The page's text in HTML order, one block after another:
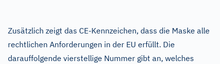
Zusätzlich zeigt das CE-Kennzeichen, dass die Maske alle
rechtlichen Anforderungen in der EU erfüllt. Die
darauffolgende vierstellige Nummer gibt an, welches